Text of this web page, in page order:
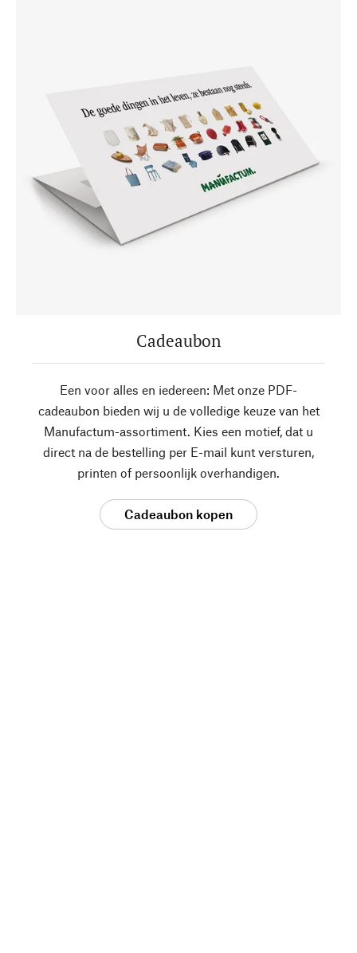
Cadeaubon
Een voor alles en iedereen: Met onze PDF-
cadeaubon bieden wij u de volledige keuze van het
Manufactum-assortiment. Kies een motief, dat u
direct na de bestelling per E-mail kunt versturen,
printen of persoonlijk overhandigen.
Cadeaubon kopen